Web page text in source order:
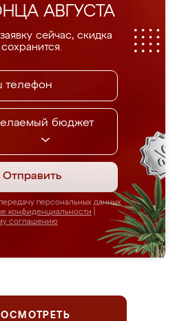
АВГУСТА
сейчас, скидка
сохранится.
бюджет
Отправить
персональных данных
конфиденциальности
соглашению